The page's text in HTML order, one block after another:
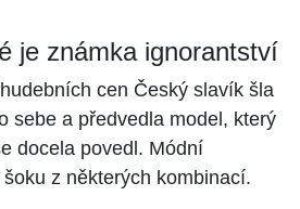
je známka ignorantství
cen Český slavík šla
sebe a předvedla model, který
docela povedl. Módní
z některých kombinací.